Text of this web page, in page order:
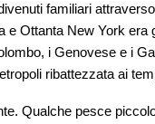
familiari
e Ottanta New York
i Genovese e i
ribattezzata ai
Qualche pesce